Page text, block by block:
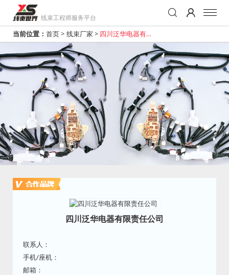
线束工程师服务平台
当前位置： 首页> 线束厂家 > 四川泛华电器有限
四川泛华电器有限责任公司
联系人：
手机/座机：
邮箱：